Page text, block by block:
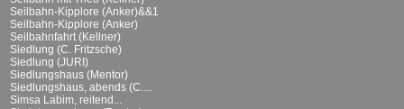
Seilbahn-Kipplore (Anker)&&1
Seilbahn-Kipplore (Anker)
Seilbahnfahrt (Kellner)
Siedlung (C. Fritzsche)
Siedlung (JURI)
Siedlungshaus (Mentor)
Siedlungshaus, abends (C....
Simsa Labim, reitend...